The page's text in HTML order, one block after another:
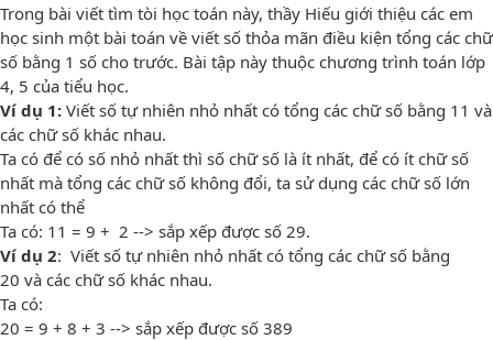
Trong bài viết tìm tòi học toán này, thầy Hiếu giới thiệu các em
học sinh một bài toán về viết số thỏa mãn điều kiện tổng các chữ
số bằng 1 số cho trước. Bài tập này thuộc chương trình toán lớp
4, 5 của tiểu học.
Ví dụ 1: Viết số tự nhiên nhỏ nhất có tổng các chữ số bằng 11 và
các chữ số khác nhau.
Ta có để có số nhỏ nhất thì số chữ số là ít nhất, để có ít chữ số
nhất mà tổng các chữ số không đổi, ta sử dụng các chữ số lớn
nhất có thể
Ta có: 11 = 9 + 2 --> sắp xếp được số 29.
Ví dụ 2: Viết số tự nhiên nhỏ nhất có tổng các chữ số bằng
20 và các chữ số khác nhau.
Ta có:
20 = 9 + 8 + 3 --> sắp xếp được số 389